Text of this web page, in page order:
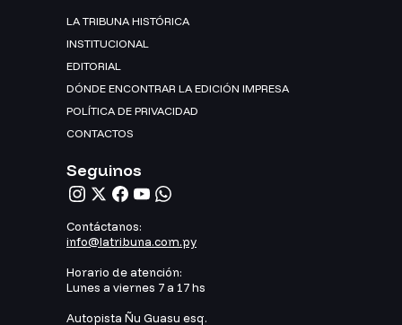
LA TRIBUNA HISTÓRICA
INSTITUCIONAL
EDITORIAL
DÓNDE ENCONTRAR LA EDICIÓN IMPRESA
POLÍTICA DE PRIVACIDAD
CONTACTOS
Seguinos
Contáctanos:
info@latribuna.com.py
Horario de atención:
Lunes a viernes 7 a 17 hs
Autopista Ñu Guasu esq.